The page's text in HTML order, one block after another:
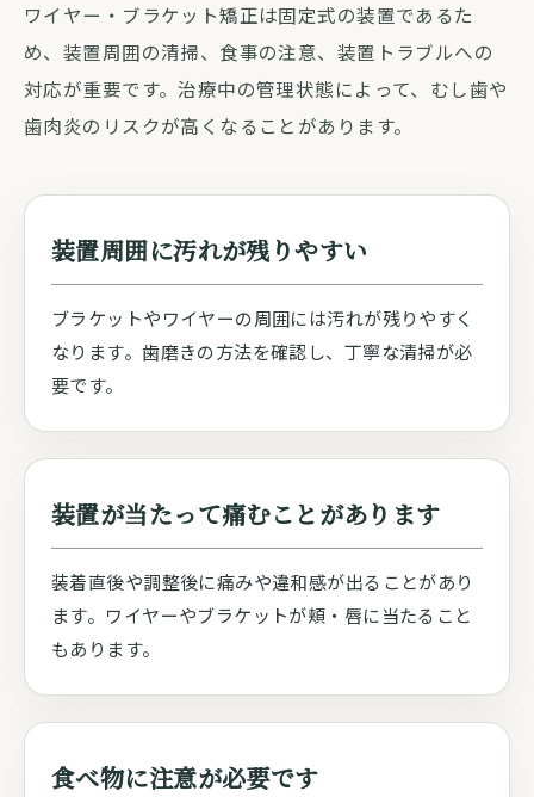
ワイヤー・ブラケット矯正は固定式の装置であるた
め、装置周囲の清掃、食事の注意、装置トラブルへの
対応が重要です。治療中の管理状態によって、むし歯や
歯肉炎のリスクが高くなることがあります。
装置周囲に汚れが残りやすい
ブラケットやワイヤーの周囲には汚れが残りやすく
なります。歯磨きの方法を確認し、丁寧な清掃が必
要です。
装置が当たって痛むことがあります
装着直後や調整後に痛みや違和感が出ることがあり
ます。ワイヤーやブラケットが頬・唇に当たること
もあります。
食べ物に注意が必要です